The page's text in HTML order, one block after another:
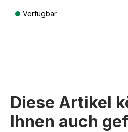
Verfügbar
Diese Artikel
Ihnen auch